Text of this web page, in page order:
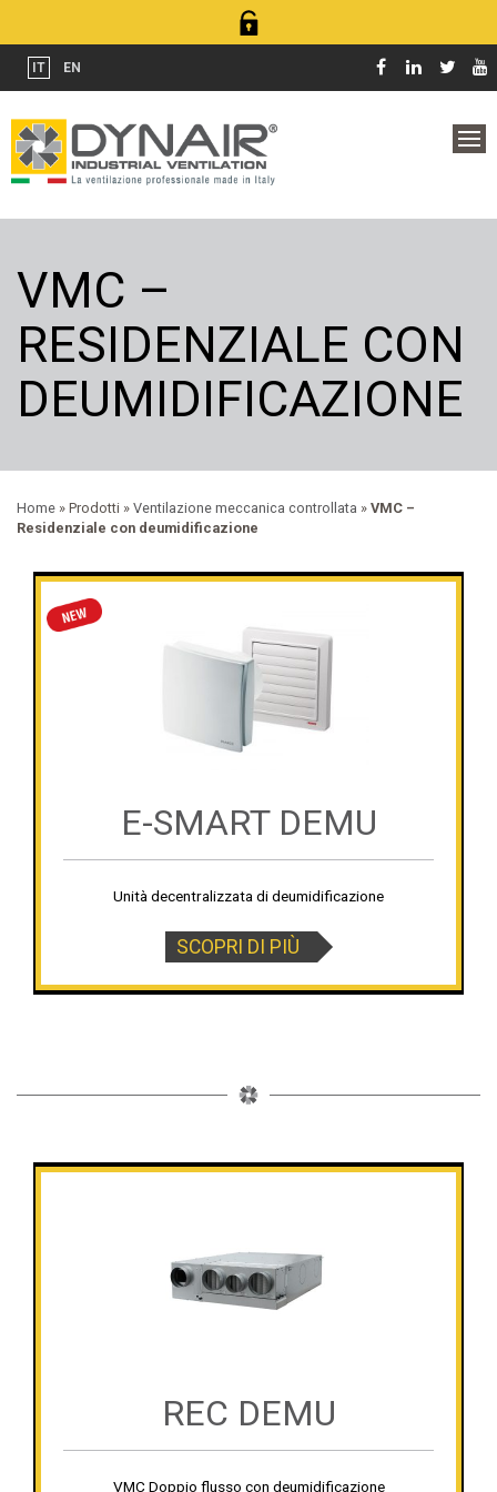
IT EN
VMC –
RESIDENZIALE CON
DEUMIDIFICAZIONE
Home » Prodotti » Ventilazione meccanica controllata » VMC –
Residenziale con deumidificazione
E-SMART DEMU
Unità decentralizzata di deumidificazione
SCOPRI DI PIÙ
REC DEMU
VMC Doppio flusso con deumidificazione